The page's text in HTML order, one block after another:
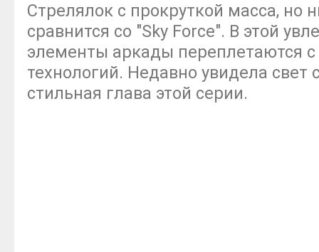
Стрелялок с прокруткой масса, но
сравнится со "Sky Force". В этой
элементы аркады переплетаются
технологий. Недавно увидела
стильная глава этой серии.